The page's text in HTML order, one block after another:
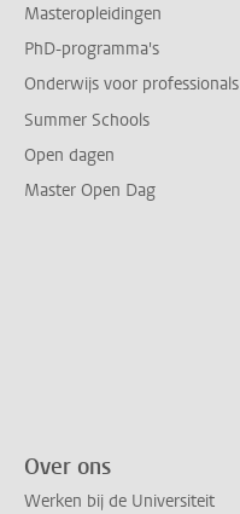
Masteropleidingen
PhD-programma's
Onderwijs voor professionals
Summer Schools
Open dagen
Master Open Dag
Over ons
Werken bij de Universiteit